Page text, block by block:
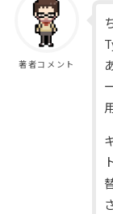
著者コメント